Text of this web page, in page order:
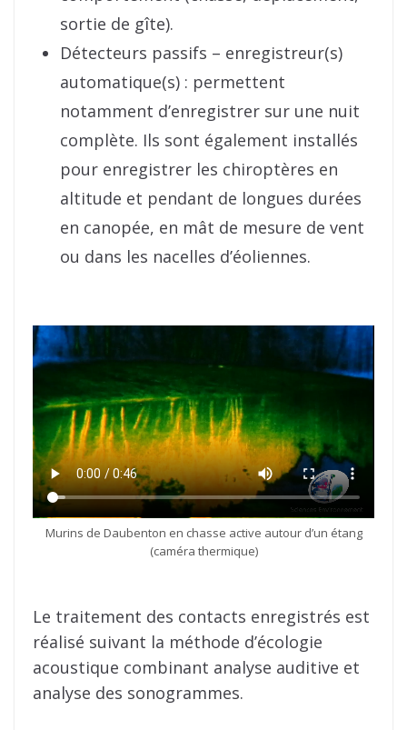
sortie de gîte).
Détecteurs passifs – enregistreur(s)
automatique(s) : permettent
notamment d’enregistrer sur une nuit
complète. Ils sont également installés
pour enregistrer les chiroptères en
altitude et pendant de longues durées
en canopée, en mât de mesure de vent
ou dans les nacelles d’éoliennes.
Murins de Daubenton en chasse active autour d’un étang
(caméra thermique)
Le traitement des contacts enregistrés est
réalisé suivant la méthode d’écologie
acoustique combinant analyse auditive et
analyse des sonogrammes.